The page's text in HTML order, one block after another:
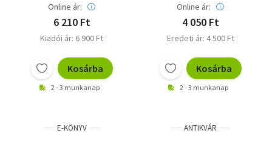
Online ár:
6 210 Ft
Kiadói ár: 6 900 Ft
Kosárba
2 - 3 munkanap
Online ár:
4 050 Ft
Eredeti ár: 4 500 Ft
Kosárba
2 - 3 munkanap
E-KÖNYV ANTIKVÁR